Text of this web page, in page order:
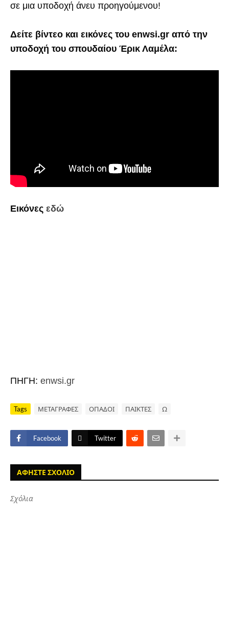
σε μια υποδοχή άνευ προηγούμενου!
Δείτε βίντεο και εικόνες του enwsi.gr από την
υποδοχή του σπουδαίου Έρικ Λαμέλα:
Εικόνες εδώ
ΠΗΓΗ: enwsi.gr
Tags ΜΕΤΑΓΡΑΦΕΣ ΟΠΑΔΟΙ ΠΑΙΚΤΕΣ Ω
Facebook Twitter
ΑΦΗΣΤΕ ΣΧΟΛΙΟ
Σχόλια